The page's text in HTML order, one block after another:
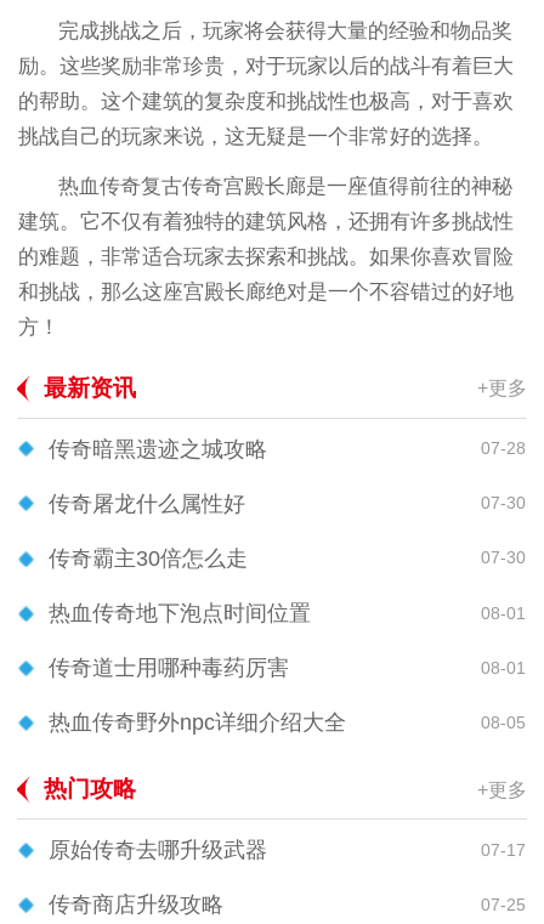
完成挑战之后，玩家将会获得大量的经验和物品奖
励。这些奖励非常珍贵，对于玩家以后的战斗有着巨大
的帮助。这个建筑的复杂度和挑战性也极高，对于喜欢
挑战自己的玩家来说，这无疑是一个非常好的选择。
热血传奇复古传奇宫殿长廊是一座值得前往的神秘
建筑。它不仅有着独特的建筑风格，还拥有许多挑战性
的难题，非常适合玩家去探索和挑战。如果你喜欢冒险
和挑战，那么这座宫殿长廊绝对是一个不容错过的好地
方！
最新资讯 +更多
传奇暗黑遗迹之城攻略 07-28
传奇屠龙什么属性好 07-30
传奇霸主30倍怎么走 07-30
热血传奇地下泡点时间位置 08-01
传奇道士用哪种毒药厉害 08-01
热血传奇野外npc详细介绍大全 08-05
热门攻略 +更多
原始传奇去哪升级武器 07-17
传奇商店升级攻略 07-25